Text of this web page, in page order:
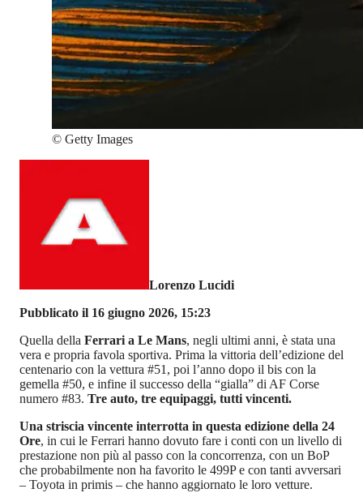
© Getty Images
Lorenzo Lucidi
Pubblicato il 16 giugno 2026, 15:23
Quella della Ferrari a Le Mans, negli ultimi anni, è stata una
vera e propria favola sportiva. Prima la vittoria dell’edizione del
centenario con la vettura #51, poi l’anno dopo il bis con la
gemella #50, e infine il successo della “gialla” di AF Corse
numero #83. Tre auto, tre equipaggi, tutti vincenti.
Una striscia vincente interrotta in questa edizione della 24
Ore, in cui le Ferrari hanno dovuto fare i conti con un livello di
prestazione non più al passo con la concorrenza, con un BoP
che probabilmente non ha favorito le 499P e con tanti avversari
– Toyota in primis – che hanno aggiornato le loro vetture.